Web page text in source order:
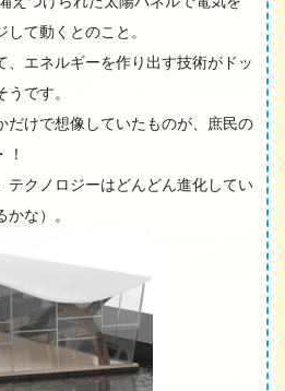
て動くとのこと。
、エネルギーを作り出す技術がドッ
です。
だけで想像していたものが、庶民の
テクノロジーはどんどん進化してい
な）。